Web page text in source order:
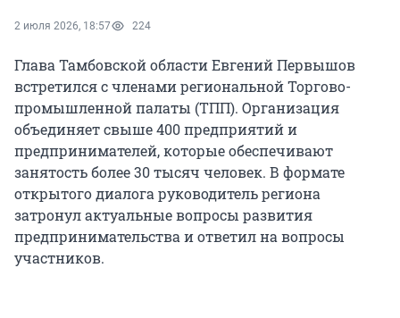
2 июля 2026, 18:57 224
Глава Тамбовской области Евгений Первышов
встретился с членами региональной Торгово-
промышленной палаты (ТПП). Организация
объединяет свыше 400 предприятий и
предпринимателей, которые обеспечивают
занятость более 30 тысяч человек. В формате
открытого диалога руководитель региона
затронул актуальные вопросы развития
предпринимательства и ответил на вопросы
участников.